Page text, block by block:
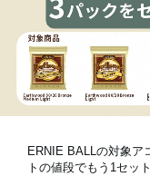
News
Location
Social Media
About KORG
ERNIE BALLの対象ア
トの値段でもう1セッ